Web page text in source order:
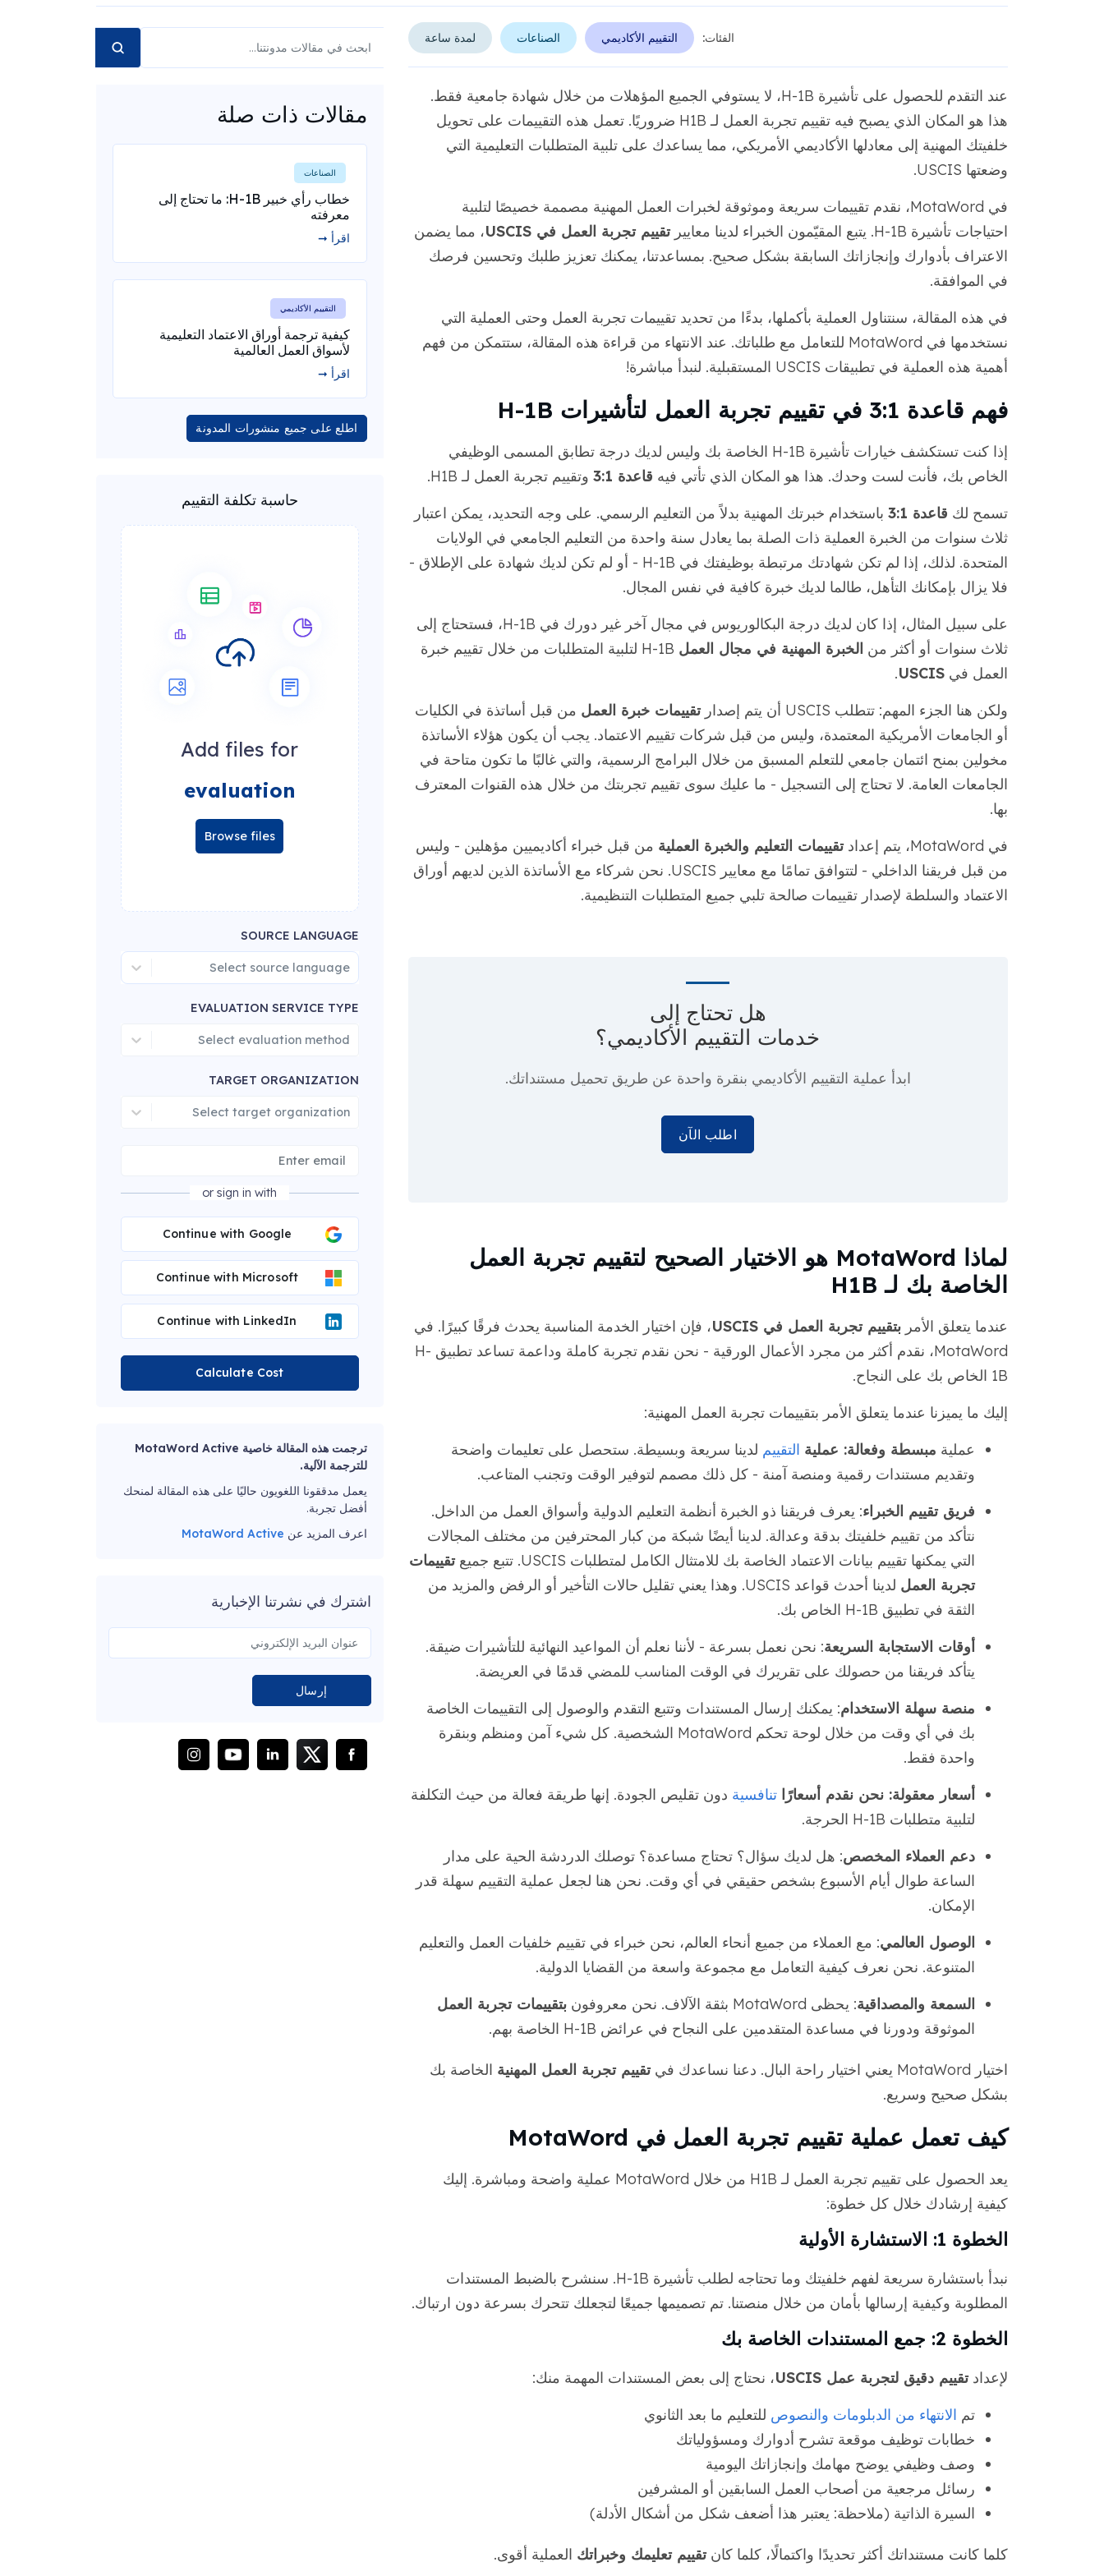
الفئات: التقييم الأكاديمي الصناعات لمدة ساعة
عند التقدم للحصول على تأشيرة H-1B، لا يستوفي الجميع المؤهلات من خلال شهادة جامعية فقط.
هذا هو المكان الذي يصبح فيه تقييم تجربة العمل لـ H1B ضروريًا. تعمل هذه التقييمات على تحويل
خلفيتك المهنية إلى معادلها الأكاديمي الأمريكي، مما يساعدك على تلبية المتطلبات التعليمية التي
وضعتها USCIS.
في MotaWord، نقدم تقييمات سريعة وموثوقة لخبرات العمل المهنية مصممة خصيصًا لتلبية
احتياجات تأشيرة H-1B. يتبع المقيّمون الخبراء لدينا معايير
تقييم تجربة العمل في USCIS
، مما يضمن
الاعتراف بأدوارك وإنجازاتك السابقة بشكل صحيح. بمساعدتنا، يمكنك تعزيز طلبك وتحسين فرصك
في الموافقة.
في هذه المقالة، سنتناول العملية بأكملها، بدءًا من تحديد تقييمات تجربة العمل وحتى العملية التي
نستخدمها في MotaWord للتعامل مع طلباتك. عند الانتهاء من قراءة هذه المقالة، ستتمكن من فهم
أهمية هذه العملية في تطبيقات USCIS المستقبلية. لنبدأ مباشرة!
فهم قاعدة 3:1 في تقييم تجربة العمل لتأشيرات H-1B
إذا كنت تستكشف خيارات تأشيرة H-1B الخاصة بك وليس لديك درجة تطابق المسمى الوظيفي
الخاص بك، فأنت لست وحدك. هذا هو المكان الذي تأتي فيه قاعدة 3:1
وتقييم تجربة العمل لـ H1B.
تسمح لك قاعدة 3:1
باستخدام خبرتك المهنية بدلاً من التعليم الرسمي. على وجه التحديد، يمكن اعتبار
ثلاث سنوات من الخبرة العملية ذات الصلة بما يعادل سنة واحدة من التعليم الجامعي في الولايات
المتحدة. لذلك، إذا لم تكن شهادتك مرتبطة بوظيفتك في H-1B - أو لم تكن لديك شهادة على الإطلاق -
فلا يزال بإمكانك التأهل، طالما لديك خبرة كافية في نفس المجال.
على سبيل المثال، إذا كان لديك درجة البكالوريوس في مجال آخر غير دورك في H-1B، فستحتاج إلى
ثلاث سنوات أو أكثر من الخبرة المهنية في مجال العمل
H-1B لتلبية المتطلبات من خلال تقييم خبرة
العمل فيUSCIS
.
ولكن هنا الجزء المهم: تتطلب USCIS أن يتم إصدار
تقييمات خبرة العمل من قبل أساتذة في الكليات
أو الجامعات الأمريكية المعتمدة، وليس من قبل شركات تقييم الاعتماد. يجب أن يكون هؤلاء الأساتذة
مخولين بمنح ائتمان جامعي للتعلم المسبق من خلال البرامج الرسمية، والتي غالبًا ما تكون متاحة في
الجامعات العامة. لا تحتاج إلى التسجيل - ما عليك سوى تقييم تجربتك من خلال هذه القنوات المعترف
بها.
في MotaWord، يتم إعداد
تقييمات التعليم والخبرة العملية من قبل خبراء أكاديميين مؤهلين - وليس
من قبل فريقنا الداخلي - لتتوافق تمامًا مع معايير USCIS. نحن شركاء مع الأساتذة الذين لديهم أوراق
الاعتماد والسلطة لإصدار تقييمات صالحة تلبي جميع المتطلبات التنظيمية.
هل تحتاج إلى
خدمات التقييم الأكاديمي؟
ابدأ عملية التقييم الأكاديمي بنقرة واحدة عن طريق تحميل مستنداتك.
اطلب الآن
لماذا MotaWord هو الاختيار الصحيح لتقييم تجربة العمل
الخاصة بك لـ H1B
عندما يتعلق الأمربتقييم تجربة العمل في USCIS
، فإن اختيار الخدمة المناسبة يحدث فرقًا كبيرًا. في
MotaWord، نقدم أكثر من مجرد الأعمال الورقية - نحن نقدم تجربة كاملة وداعمة تساعد تطبيق H-
1B الخاص بك على النجاح.
إليك ما يميزنا عندما يتعلق الأمر بتقييمات تجربة العمل المهنية:
عملية مبسطة وفعالة: عملية التقييم لدينا سريعة وبسيطة. ستحصل على تعليمات واضحة
وتقديم مستندات رقمية ومنصة آمنة - كل ذلك مصمم لتوفير الوقت وتجنب المتاعب.
فريق تقييم الخبراء: يعرف فريقنا ذو الخبرة أنظمة التعليم الدولية وأسواق العمل من الداخل.
نتأكد من تقييم خلفيتك بدقة وعدالة. لدينا أيضًا شبكة من كبار المحترفين من مختلف المجالات
التي يمكنها تقييم بيانات الاعتماد الخاصة بك للامتثال الكامل لمتطلبات USCIS. تتبع جميع
تقييمات
تجربة العمل
لدينا أحدث قواعد USCIS. وهذا يعني تقليل حالات التأخير أو الرفض والمزيد من
الثقة في تطبيق H-1B الخاص بك.
أوقات الاستجابة السريعة: نحن نعمل بسرعة - لأننا نعلم أن المواعيد النهائية للتأشيرات ضيقة.
يتأكد فريقنا من حصولك على تقريرك في الوقت المناسب للمضي قدمًا في العريضة.
منصة سهلة الاستخدام: يمكنك إرسال المستندات وتتبع التقدم والوصول إلى التقييمات الخاصة
بك في أي وقت من خلال لوحة تحكم MotaWord الشخصية. كل شيء آمن ومنظم وبنقرة
واحدة فقط.
أسعار معقولة: نحن نقدم أسعارًا تنافسية دون تقليص الجودة. إنها طريقة فعالة من حيث التكلفة
لتلبية متطلبات H-1B الحرجة.
دعم العملاء المخصص: هل لديك سؤال؟ تحتاج مساعدة؟ توصلك الدردشة الحية على مدار
الساعة طوال أيام الأسبوع بشخص حقيقي في أي وقت. نحن هنا لجعل عملية التقييم سهلة قدر
الإمكان.
الوصول العالمي: مع العملاء من جميع أنحاء العالم، نحن خبراء في تقييم خلفيات العمل والتعليم
المتنوعة. نحن نعرف كيفية التعامل مع مجموعة واسعة من القضايا الدولية.
السمعة والمصداقية: يحظى MotaWord بثقة الآلاف. نحن معروفون
بتقييمات تجربة العمل
الموثوقة ودورنا في مساعدة المتقدمين على النجاح في عرائض H-1B الخاصة بهم.
اختيار MotaWord يعني اختيار راحة البال. دعنا نساعدك في تقييم تجربة العمل المهنية الخاصة بك
بشكل صحيح وسريع.
كيف تعمل عملية تقييم تجربة العمل في MotaWord
يعد الحصول على تقييم تجربة العمل لـ H1B من خلال MotaWord عملية واضحة ومباشرة. إليك
كيفية إرشادك خلال كل خطوة:
الخطوة 1: الاستشارة الأولية
نبدأ باستشارة سريعة لفهم خلفيتك وما تحتاجه لطلب تأشيرة H-1B. سنشرح بالضبط المستندات
المطلوبة وكيفية إرسالها بأمان من خلال منصتنا. تم تصميمها جميعًا لتجعلك تتحرك بسرعة دون ارتباك.
الخطوة 2: جمع المستندات الخاصة بك
لإعدادتقييم دقيق لتجربة عمل USCIS
، نحتاج إلى بعض المستندات المهمة منك:
تم الانتهاء من الدبلومات والنصوص للتعليم ما بعد الثانوي
خطابات توظيف موقعة تشرح أدوارك ومسؤولياتك
وصف وظيفي يوضح مهامك وإنجازاتك اليومية
رسائل مرجعية من أصحاب العمل السابقين أو المشرفين
السيرة الذاتية (ملاحظة: يعتبر هذا أضعف شكل من أشكال الأدلة)
كلما كانت مستنداتك أكثر تحديدًا واكتمالًا، كلما كانتقييم تعليمك وخبراتك العملية أقوى.
مقالات ذات صلة
الصناعات
خطاب رأي خبير H-1B: ما تحتاج إلى
معرفته
اقرأ ➞
التقييم الأكاديمي
كيفية ترجمة أوراق الاعتماد التعليمية
لأسواق العمل العالمية
اقرأ ➞
اطلع على جميع منشورات المدونة
حاسبة تكلفة التقييم
Add files for
evaluation
Browse files
SOURCE LANGUAGE
Select source language
EVALUATION SERVICE TYPE
Select evaluation method
TARGET ORGANIZATION
Select target organization
or sign in with
Continue with Google
Continue with Microsoft
Continue with LinkedIn
Calculate Cost
ترجمت هذه المقالة خاصية MotaWord Active
للترجمة الآلية.
يعمل مدققونا اللغويون حاليًا على هذه المقالة لمنحك
أفضل تجربة.
اعرف المزيد عن MotaWord Active
اشترك في نشرتنا الإخبارية
إرسال